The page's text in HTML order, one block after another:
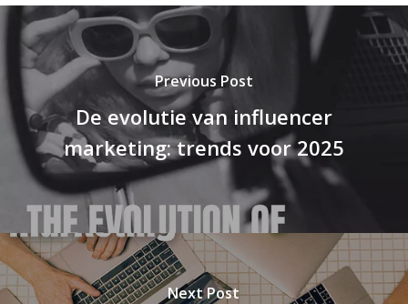
Previous Post
De evolutie van influencer
marketing: trends voor 2025
Next Post